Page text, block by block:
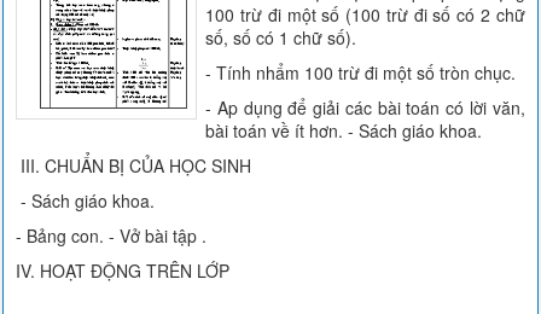
100 trừ đi một số (100 trừ đi số có 2 chữ
số, số có 1 chữ số).
- Tính nhẩm 100 trừ đi một số tròn chục.
- Ap dụng để giải các bài toán có lời văn,
bài toán về ít hơn. - Sách giáo khoa.
III. CHUẨN BỊ CỦA HỌC SINH
- Sách giáo khoa.
- Bảng con. - Vở bài tập .
IV. HOẠT ĐỘNG TRÊN LỚP